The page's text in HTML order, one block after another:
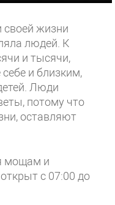
жизни
людей. К
и тысячи,
и близким,
Люди
потому что
оставляют
мощам и
с 07:00 до